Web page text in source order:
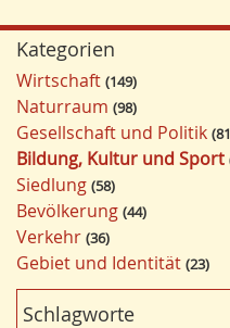
Kategorien
Wirtschaft 149
Naturraum 98
Gesellschaft und Politik 81
Bildung, Kultur und Sport
Siedlung 58
Bevölkerung 44
Verkehr 36
Gebiet und Identität 23
Schlagworte